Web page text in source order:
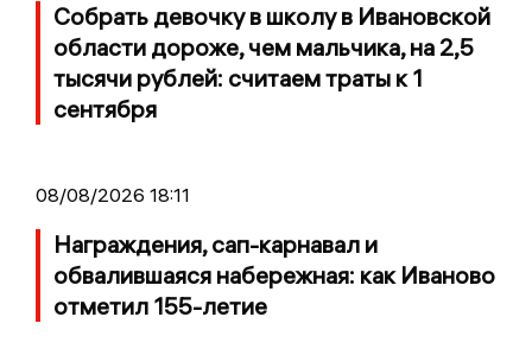
Собрать девочку в школу в Ивановской
области дороже, чем мальчика, на 2,5
тысячи рублей: считаем траты к 1
сентября
08/08/2026 18:11
Награждения, сап-карнавал и
обвалившаяся набережная: как Иваново
отметил 155-летие